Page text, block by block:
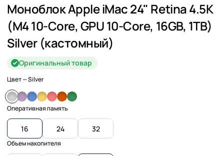
Моноблок Apple iMac 24" Retina 4.5K
(M4 10-Core, GPU 10-Core, 16GB, 1TB)
Silver (кастомный)
Оригинальный товар
Цвет— Silver
Оперативная память
16 24 32
Объем накопителя